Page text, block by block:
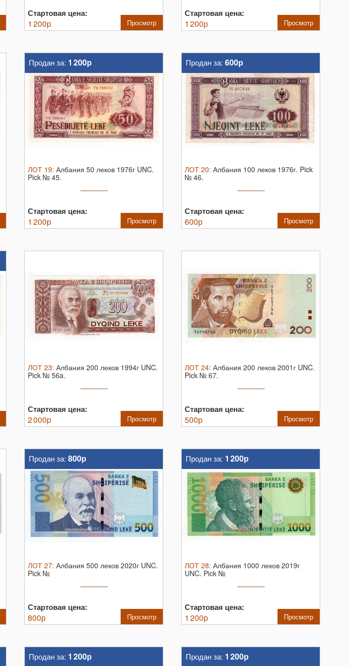
Стартовая цена:
1 200р Просмотр
Стартовая цена:
1 200р Просмотр
Продан за: 1 200р
ЛОТ 19: Албания 50 леков 1976г UNC.
Pick № 45.
Стартовая цена:
1 200р Просмотр
Продан за: 600р
ЛОТ 20: Албания 100 леков 1976г. Pick
№ 46.
Стартовая цена:
600р Просмотр
ЛОТ 23: Албания 200 леков 1994г UNC.
Pick № 56a.
Стартовая цена:
2 000р Просмотр
ЛОТ 24: Албания 200 леков 2001г UNC.
Pick № 67.
Стартовая цена:
500р Просмотр
Продан за: 800р
ЛОТ 27: Албания 500 леков 2020г UNC.
Pick №
Стартовая цена:
800р Просмотр
Продан за: 1 200р
ЛОТ 28: Албания 1000 леков 2019г
UNC. Pick №
Стартовая цена:
1 200р Просмотр
Продан за: 1 200р Продан за: 1 200р